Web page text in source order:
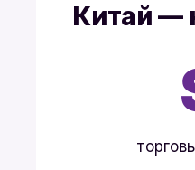
Китай —